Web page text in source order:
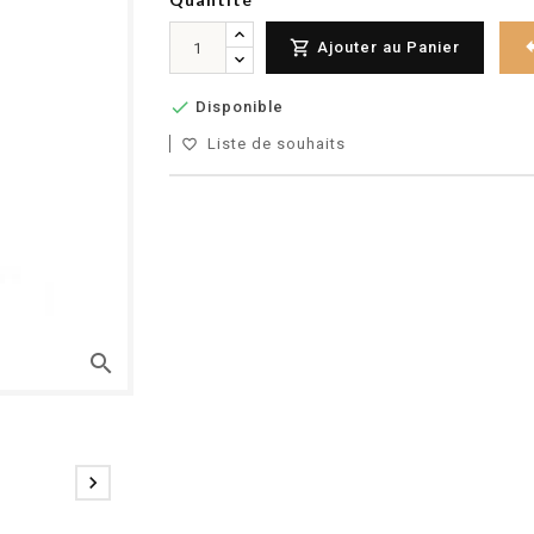
search

 Ajouter au Panier
 Disponible
favorite_border Liste de souhaits